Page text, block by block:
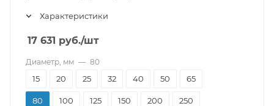
Характеристики
17 631 руб./шт
Диаметр, мм — 80
15 20 25 32 40 50 65
80 100 125 150 200 250